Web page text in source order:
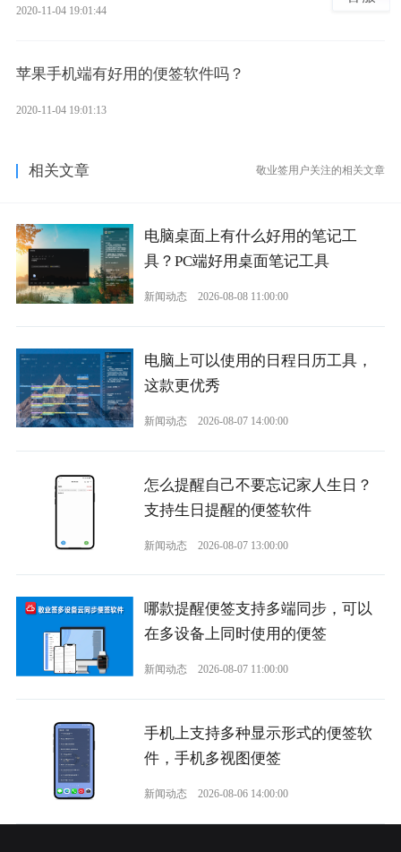
2020-11-04 19:01:44
苹果手机端有好用的便签软件吗？
2020-11-04 19:01:13
相关文章 敬业签用户关注的相关文章
电脑桌面上有什么好用的笔记工
具？PC端好用桌面笔记工具
新闻动态 2026-08-08 11:00:00
电脑上可以使用的日程日历工具，
这款更优秀
新闻动态 2026-08-07 14:00:00
怎么提醒自己不要忘记家人生日？
支持生日提醒的便签软件
新闻动态 2026-08-07 13:00:00
哪款提醒便签支持多端同步，可以
在多设备上同时使用的便签
新闻动态 2026-08-07 11:00:00
手机上支持多种显示形式的便签软
件，手机多视图便签
新闻动态 2026-08-06 14:00:00